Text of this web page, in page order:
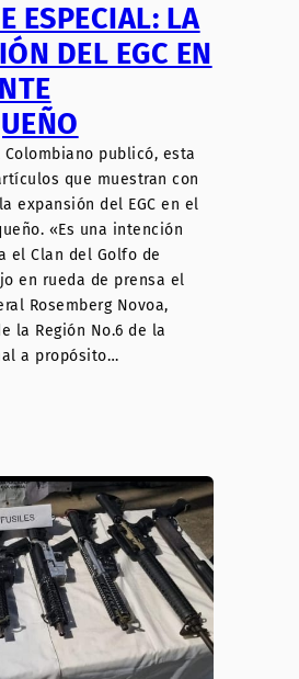
ESPECIAL: LA
DEL EGC EN
Colombiano publicó, esta
que muestran con
expansión del EGC en el
«Es una intención
el Clan del Golfo de
en rueda de prensa el
Rosemberg Novoa,
la Región No.6 de la
a propósito…